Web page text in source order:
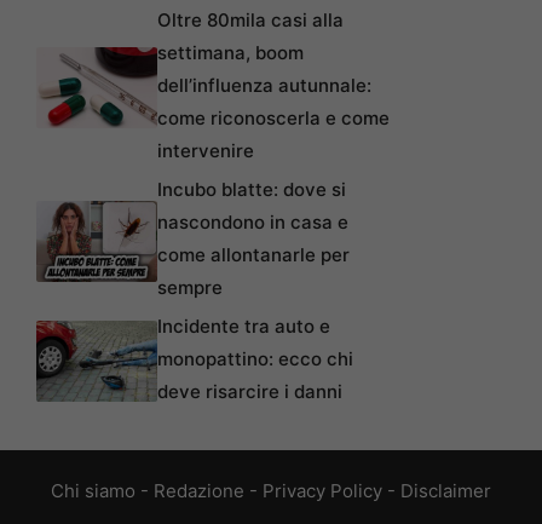
Oltre 80mila casi alla
settimana, boom
dell’influenza autunnale:
come riconoscerla e come
intervenire
Incubo blatte: dove si
nascondono in casa e
come allontanarle per
sempre
Incidente tra auto e
monopattino: ecco chi
deve risarcire i danni
Chi siamo - Redazione - Privacy Policy - Disclaimer